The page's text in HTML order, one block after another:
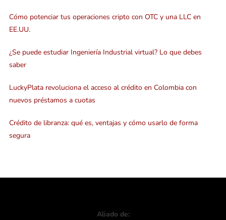
Cómo potenciar tus operaciones cripto con OTC y una LLC en
EE.UU.
¿Se puede estudiar Ingeniería Industrial virtual? Lo que debes
saber
LuckyPlata revoluciona el acceso al crédito en Colombia con
nuevos préstamos a cuotas
Crédito de libranza: qué es, ventajas y cómo usarlo de forma
segura
Aliado de: